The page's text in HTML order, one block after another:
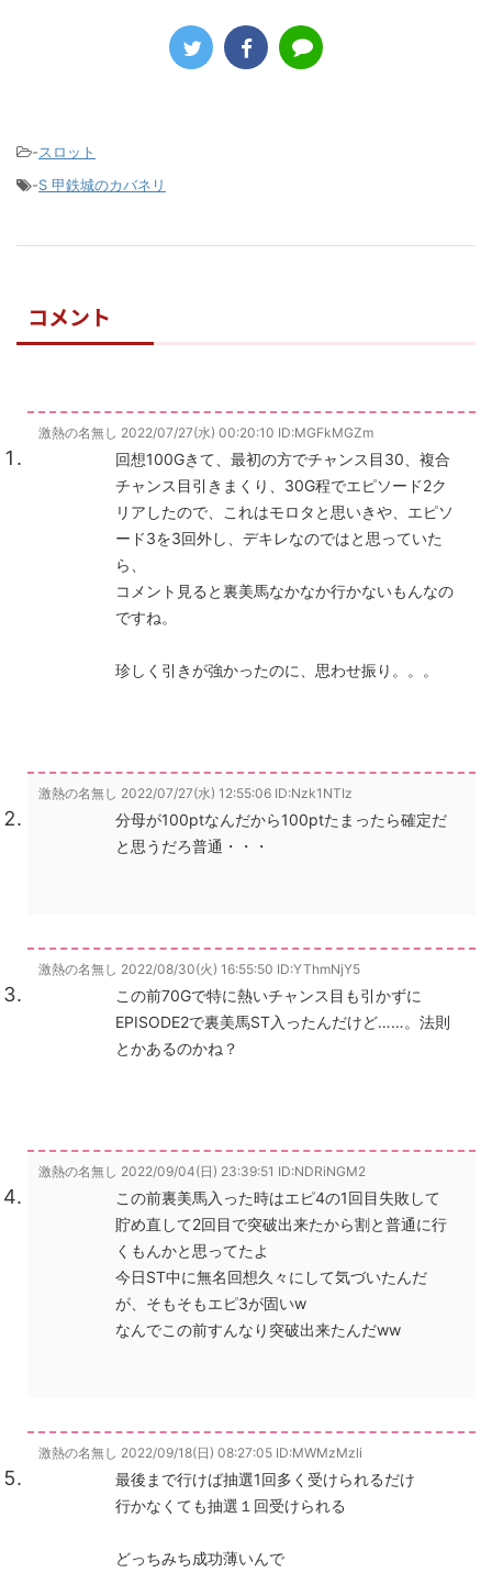
-スロット
-S 甲鉄城のカバネリ
コメント
激熱の名無し 2022/07/27(水) 00:20:10 ID:MGFkMGZm
回想100Gきて、最初の方でチャンス目30、複合
チャンス目引きまくり、30G程でエピソード2ク
リアしたので、これはモロタと思いきや、エピソ
ード3を3回外し、デキレなのではと思っていた
ら、
コメント見ると裏美馬なかなか行かないもんなの
ですね。
珍しく引きが強かったのに、思わせ振り。。。
激熱の名無し 2022/07/27(水) 12:55:06 ID:Nzk1NTIz
分母が100ptなんだから100ptたまったら確定だ
と思うだろ普通・・・
激熱の名無し 2022/08/30(火) 16:55:50 ID:YThmNjY5
この前70Gで特に熱いチャンス目も引かずに
EPISODE2で裏美馬ST入ったんだけど……。法則
とかあるのかね？
激熱の名無し 2022/09/04(日) 23:39:51 ID:NDRiNGM2
この前裏美馬入った時はエピ4の1回目失敗して
貯め直して2回目で突破出来たから割と普通に行
くもんかと思ってたよ
今日ST中に無名回想久々にして気づいたんだ
が、そもそもエピ3が固いw
なんでこの前すんなり突破出来たんだww
激熱の名無し 2022/09/18(日) 08:27:05 ID:MWMzMzli
最後まで行けば抽選1回多く受けられるだけ
行かなくても抽選１回受けられる
どっちみち成功薄いんで